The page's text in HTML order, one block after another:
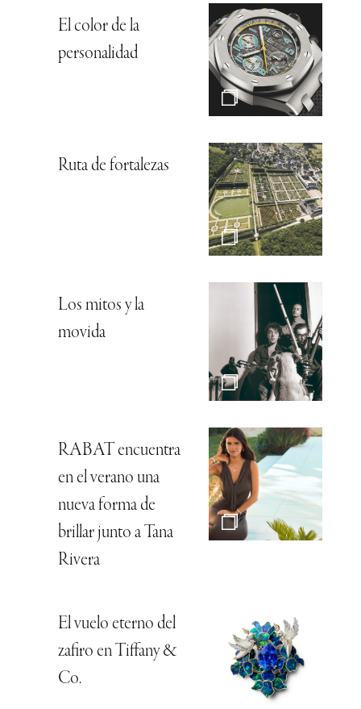
El color de la
personalidad
Ruta de fortalezas
Los mitos y la
movida
RABAT encuentra
en el verano una
nueva forma de
brillar junto a Tana
Rivera
El vuelo eterno del
zafiro en Tiffany &
Co.